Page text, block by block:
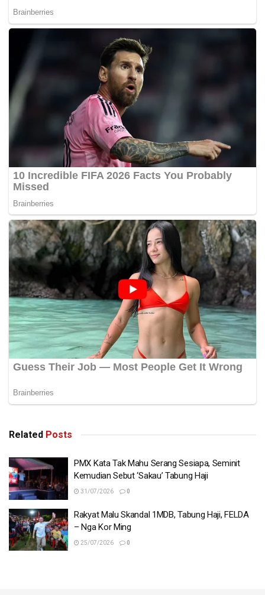
Related Posts
PMX Kata Tak Mahu Serang Sesiapa, Seminit
Kemudian Sebut ‘Sakau’ Tabung Haji
31/07/2026 0
Rakyat Malu Skandal 1MDB, Tabung Haji, FELDA
– Nga Kor Ming
25/07/2026 0